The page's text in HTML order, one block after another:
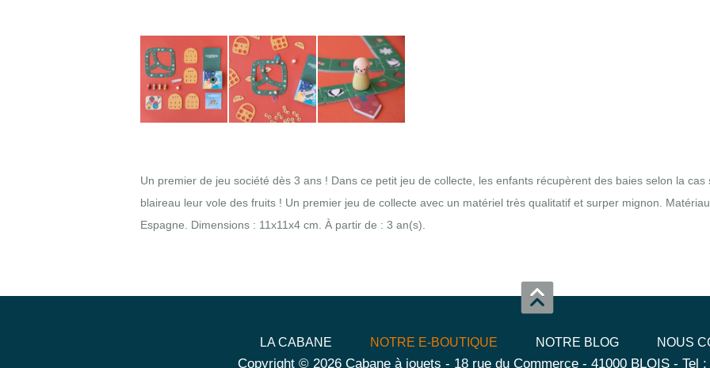
LA CABANE NOTRE E-BOUTIQUE NOTRE BLOG NOUS
Copyright © 2026 Cabane à jouets - 18 rue du Commerce - 41000 BLOIS - Tel
Un premier de jeu société dès 3 ans ! Dans ce petit jeu de collecte, les enfants récupèrent des baies selon la
blaireau leur vole des fruits ! Un premier jeu de collecte avec un matériel très qualitatif et surper mignon.
Espagne. Dimensions : 11x11x4 cm. À partir de : 3 an(s).